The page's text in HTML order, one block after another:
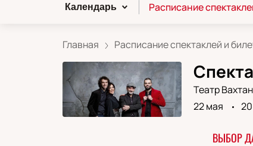
Календарь Расписание
Главная Расписание спектаклей и
Театр
22 мая
ВЫБОР